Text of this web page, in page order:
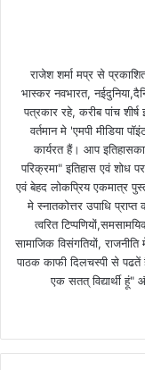
राजेश शर्मा मप्र से
भास्कर नवभारत,
पत्रकार रहे, करीब पांच
वर्तमान मे 'एमपी मीडिया
कार्यरत हैं। आप
परिक्रमा" इतिहास एवं शोध
एवं बेहद लोकप्रिय एकमात्र
मे स्नातकोत्तर उपाधि
त्वरित
सामाजिक विसंगतियों,
पाठक काफी दिलचस्पी से
एक सतत् विद्यार्थी